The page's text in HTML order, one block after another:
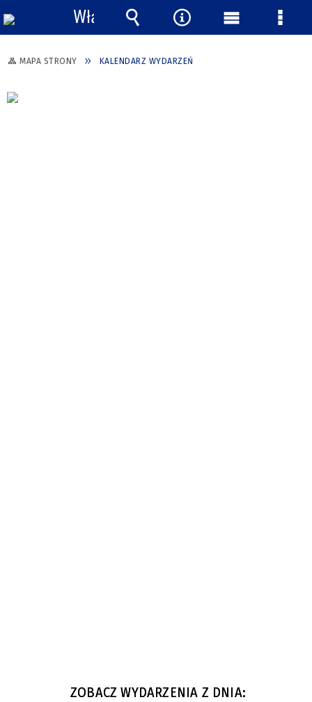
MAPA STRONY KALENDARZ WYDARZEŃ
ZOBACZ WYDARZENIA Z DNIA:
Włącz
powiadomienia
Wyszukiwarka
Narzędzia
Menu Menu